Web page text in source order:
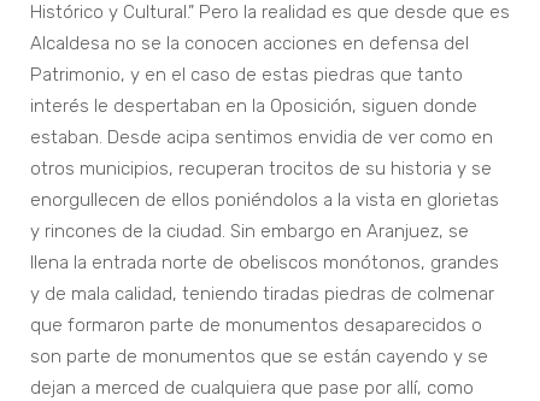
Histórico y Cultural.” Pero la realidad es que desde que es
Alcaldesa no se la conocen acciones en defensa del
Patrimonio, y en el caso de estas piedras que tanto
interés le despertaban en la Oposición, siguen donde
estaban. Desde acipa sentimos envidia de ver como en
otros municipios, recuperan trocitos de su historia y se
enorgullecen de ellos poniéndolos a la vista en glorietas
y rincones de la ciudad. Sin embargo en Aranjuez, se
llena la entrada norte de obeliscos monótonos, grandes
y de mala calidad, teniendo tiradas piedras de colmenar
que formaron parte de monumentos desaparecidos o
son parte de monumentos que se están cayendo y se
dejan a merced de cualquiera que pase por allí, como